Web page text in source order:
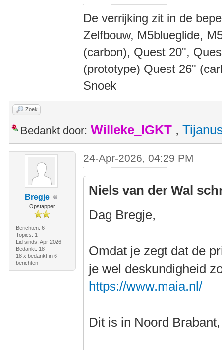
De verrijking zit in de
Zelfbouw, M5blueglide,
(carbon), Quest 20",
(prototype) Quest 26"
Snoek
Zoek
Bedankt door: Willeke_IGKT ,
Bregje
Opstapper
Berichten: 6
Topics: 1
Lid sinds: Apr 2026
Bedankt: 18
18 x bedankt in 6
berichten
24-Apr-2026, 04:29 PM
Niels van der Wal
Dag Bregje,
Omdat je zegt dat de
je wel deskundigheid
https://www.maia.nl/
Dit is in Noord